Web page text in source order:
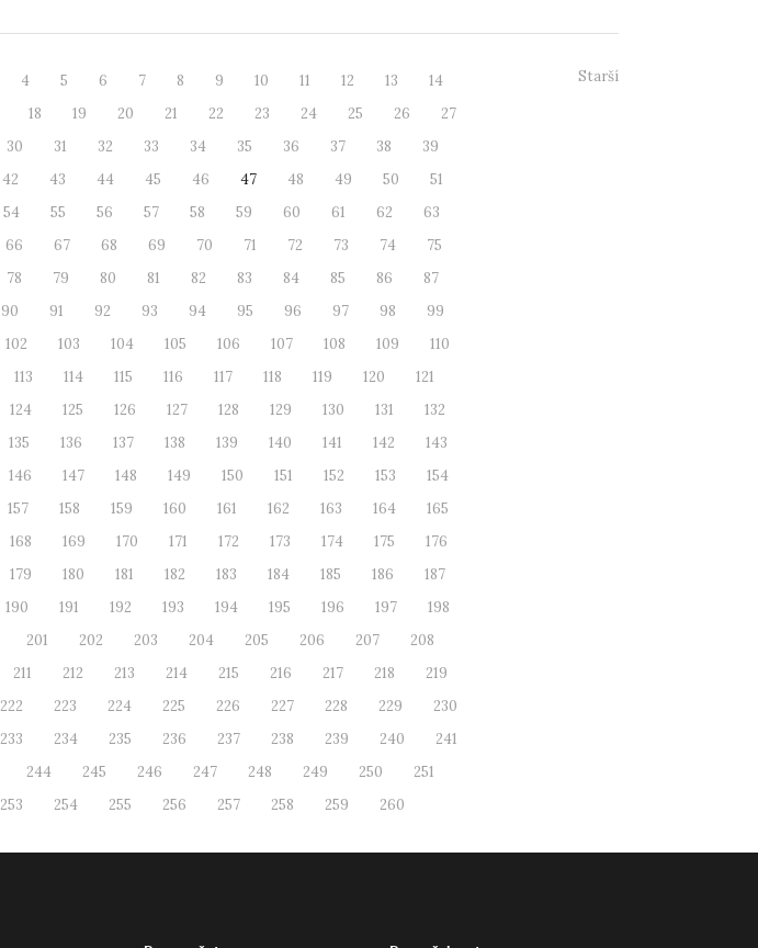
4 5 6 7 8 9 10 11 12 13
14
18 19 20 21 22 23 24 25 26
27
30 31 32 33 34 35 36 37 38
39
42 43 44 45 46 47 48 49 50
51
54 55 56 57 58 59 60 61 62
63
66 67 68 69 70 71 72 73 74
75
78 79 80 81 82 83 84 85 86
87
90 91 92 93 94 95 96 97 98
99
102 103 104 105 106 107 108 109
110
113 114 115 116 117 118 119 120
121
124 125 126 127 128 129 130 131
132
135 136 137 138 139 140 141 142
143
146 147 148 149 150 151 152 153
154
157 158 159 160 161 162 163 164
165
168 169 170 171 172 173 174 175
176
179 180 181 182 183 184 185 186
187
190 191 192 193 194 195 196 197
198
201 202 203 204 205 206 207
208
211 212 213 214 215 216 217 218
219
222 223 224 225 226 227 228 229
230
233 234 235 236 237 238 239 240
241
244 245 246 247 248 249 250
251
253 254 255 256 257 258 259 260
Starší